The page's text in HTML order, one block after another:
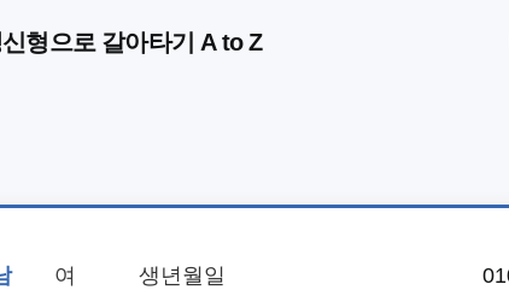
형으로 갈아타기 A to Z
여